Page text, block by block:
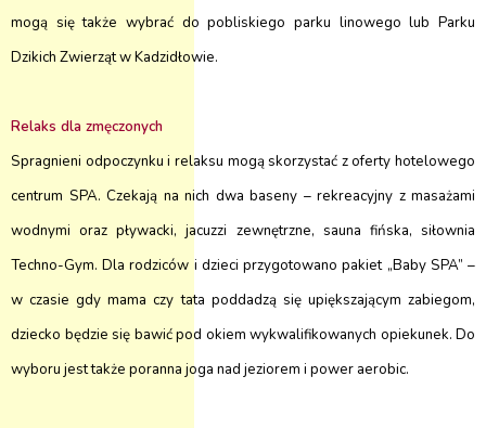
mogą się także wybrać do pobliskiego parku linowego lub Parku
Dzikich Zwierząt w Kadzidłowie.
Relaks dla zmęczonych
Spragnieni odpoczynku i relaksu mogą skorzystać z oferty hotelowego
centrum SPA. Czekają na nich dwa baseny – rekreacyjny z masażami
wodnymi oraz pływacki, jacuzzi zewnętrzne, sauna fińska, siłownia
Techno-Gym. Dla rodziców i dzieci przygotowano pakiet „Baby SPA” –
w czasie gdy mama czy tata poddadzą się upiększającym zabiegom,
dziecko będzie się bawić pod okiem wykwalifikowanych opiekunek. Do
wyboru jest także poranna joga nad jeziorem i power aerobic.